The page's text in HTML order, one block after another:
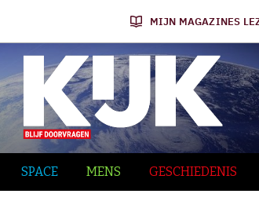
MIJN MAGAZINES
SPACE MENS GESCHIEDENIS